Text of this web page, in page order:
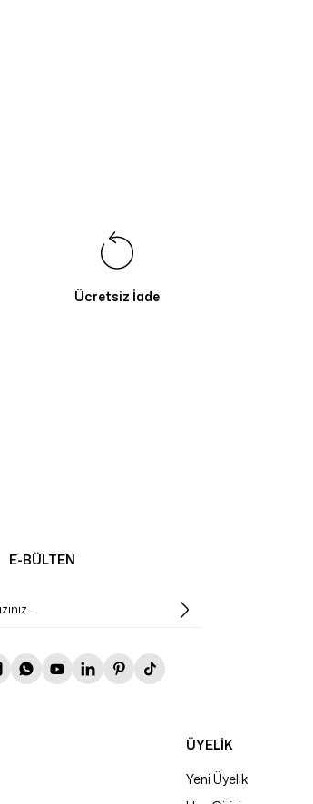
Ücretsiz İade
E-BÜLTEN
ÜYELİK
Yeni Üyelik